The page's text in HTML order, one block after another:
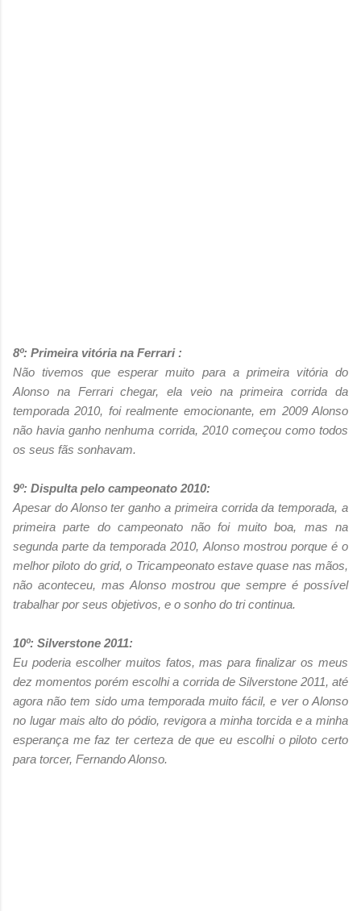
8º: Primeira vitória na Ferrari :
Não tivemos que esperar muito para a primeira vitória do
Alonso na Ferrari chegar, ela veio na primeira corrida da
temporada 2010, foi realmente emocionante, em 2009 Alonso
não havia ganho nenhuma corrida, 2010 começou como todos
os seus fãs sonhavam.
9º: Dispulta pelo campeonato 2010:
Apesar do Alonso ter ganho a primeira corrida da temporada, a
primeira parte do campeonato não foi muito boa, mas na
segunda parte da temporada 2010, Alonso mostrou porque é o
melhor piloto do grid, o Tricampeonato estave quase nas mãos,
não aconteceu, mas Alonso mostrou que sempre é possível
trabalhar por seus objetivos, e o sonho do tri continua.
10º: Silverstone 2011:
Eu poderia escolher muitos fatos, mas para finalizar os meus
dez momentos porém escolhi a corrida de Silverstone 2011, até
agora não tem sido uma temporada muito fácil, e ver o Alonso
no lugar mais alto do pódio, revigora a minha torcida e a minha
esperança me faz ter certeza de que eu escolhi o piloto certo
para torcer, Fernando Alonso.